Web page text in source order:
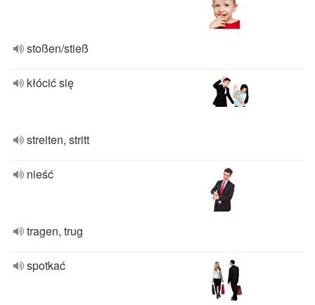
stoßen/stieß
kłócić się
streiten, stritt
nieść
tragen, trug
spotkać